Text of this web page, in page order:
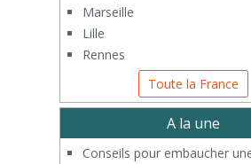
Marseille
Lille
Rennes
Toute la France
A la une
Conseils pour embaucher